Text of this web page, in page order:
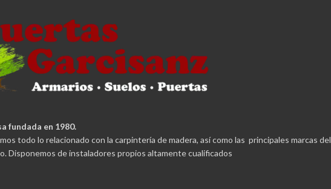
fundada en 1980.
todo lo relacionado con la carpintería de madera, así como las principales marcas del
Disponemos de instaladores propios altamente cualificados